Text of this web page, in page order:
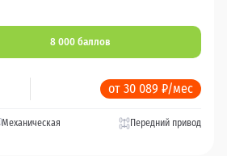
8 000 баллов
от 30 089 ₽/мес
Механическая Передний привод